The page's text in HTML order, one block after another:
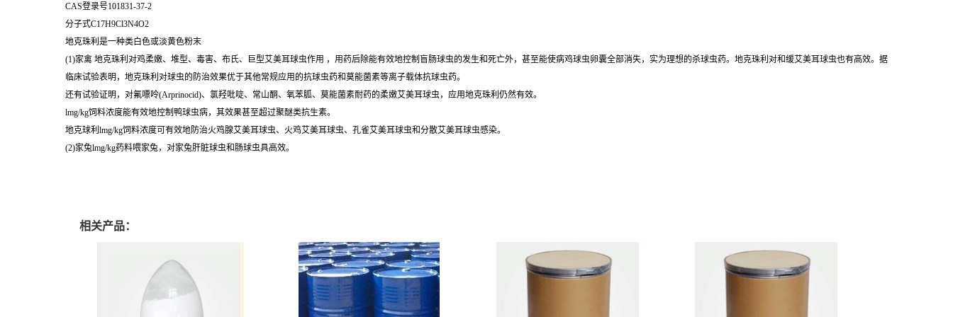
CAS登录号101831-37-2
分子式C17H9Cl3N4O2
地克珠利是一种类白色或淡黄色粉末
(1)家禽 地克珠利对鸡柔嫩、堆型、毒害、布氏、巨型艾美耳球虫作用 ，用药后除能有效地控制盲肠球虫的发生和死亡外，甚至能使病鸡球虫卵囊全部消失，实为理想的杀球虫药。地克珠利对和缓艾美耳球虫也有高效。据
临床试验表明，地克珠利对球虫的防治效果优于其他常规应用的抗球虫药和莫能菌素等离子载体抗球虫药。
还有试验证明，对氟嘌呤(Arprinocid)、氯羟吡啶、常山酮、氧苯胍、莫能菌素耐药的柔嫩艾美耳球虫，应用地克珠利仍然有效。
lmg/kg饲料浓度能有效地控制鸭球虫病，其效果甚至超过聚醚类抗生素。
地克球利lmg/kg饲料浓度可有效地防治火鸡腺艾美耳球虫、火鸡艾美耳球虫、孔雀艾美耳球虫和分散艾美耳球虫感染。
(2)家兔lmg/kg药料喂家兔，对家兔肝脏球虫和肠球虫具高效。
相关产品：